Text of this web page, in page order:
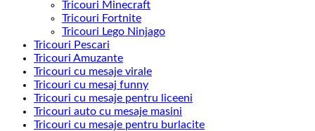
Tricouri Minecraft
Tricouri Fortnite
Tricouri Lego Ninjago
Tricouri Pescari
Tricouri Amuzante
Tricouri cu mesaje virale
Tricouri cu mesaj funny
Tricouri cu mesaje pentru liceeni
Tricouri auto cu mesaje masini
Tricouri cu mesaje pentru burlacite